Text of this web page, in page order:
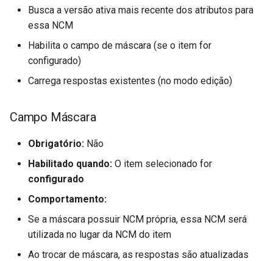
Eletrônica (FUTL0125
NFSSE)
Parâmetros de
(FUTL0125 ORC ORC)
Busca a versão ativa mais recente dos atributos para
essa NCM
Habilita o campo de máscara (se o item for
configurado)
Carrega respostas existentes (no modo edição)
Campo Máscara
Obrigatório: Não
Habilitado quando: O item selecionado for
configurado
Comportamento:
Se a máscara possuir NCM própria, essa NCM será
utilizada no lugar da NCM do item
Ao trocar de máscara, as respostas são atualizadas